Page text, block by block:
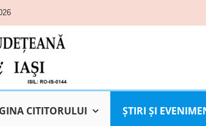
CITITORULUI ŞTIRI ŞI